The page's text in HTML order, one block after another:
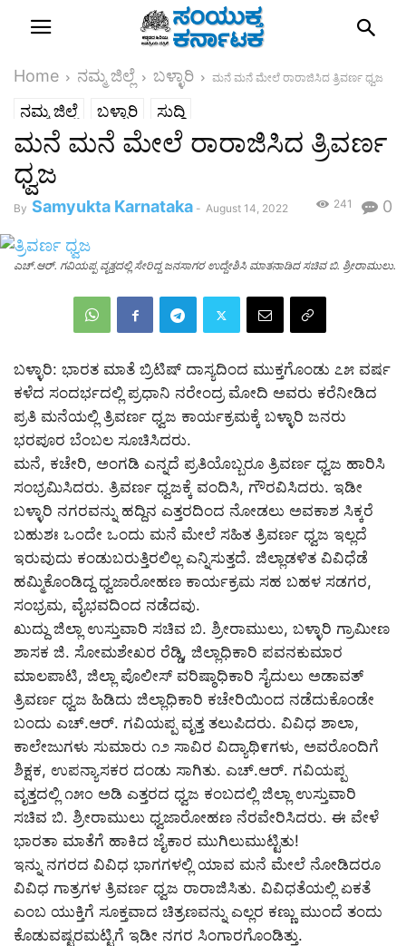
Home ನಮ್ಮ ಜಿಲ್ಲೆ ಬಳ್ಳಾರಿ ಮನೆ ಮನೆ ಮೇಲೆ ರಾರಾಜಿಸಿದ ತ್ರಿವರ್ಣ ಧ್ವಜ
ನಮ್ಮ ಜಿಲ್ಲೆ ಬಳ್ಳಾರಿ ಸುದ್ದಿ
ಮನೆ ಮನೆ ಮೇಲೆ ರಾರಾಜಿಸಿದ ತ್ರಿವರ್ಣ
ಧ್ವಜ
By Samyukta Karnataka - August 14, 2022 0
241
ಎಚ್.ಆರ್. ಗವಿಯಪ್ಪ ವೃತ್ತದಲ್ಲಿ ಸೇರಿದ್ದ ಜನಸಾಗರ ಉದ್ದೇಶಿಸಿ ಮಾತನಾಡಿದ ಸಚಿವ ಬಿ. ಶ್ರೀರಾಮುಲು.
ಬಳ್ಳಾರಿ: ಭಾರತ ಮಾತೆ ಬ್ರಿಟಿಷ್ ದಾಸ್ಯದಿಂದ ಮುಕ್ತಗೊಂಡು ೭೫ ವರ್ಷ
ಕಳೆದ ಸಂದರ್ಭದಲ್ಲಿ ಪ್ರಧಾನಿ ನರೇಂದ್ರ ಮೋದಿ ಅವರು ಕರೆನೀಡಿದ
ಪ್ರತಿ ಮನೆಯಲ್ಲಿ ತ್ರಿವರ್ಣ ಧ್ವಜ ಕಾರ್ಯಕ್ರಮಕ್ಕೆ ಬಳ್ಳಾರಿ ಜನರು
ಭರಪೂರ ಬೆಂಬಲ ಸೂಚಿಸಿದರು.
ಮನೆ, ಕಚೇರಿ, ಅಂಗಡಿ ಎನ್ನದೆ ಪ್ರತಿಯೊಬ್ಬರೂ ತ್ರಿವರ್ಣ ಧ್ವಜ ಹಾರಿಸಿ
ಸಂಭ್ರಮಿಸಿದರು. ತ್ರಿವರ್ಣ ಧ್ವಜಕ್ಕೆ ವಂದಿಸಿ, ಗೌರವಿಸಿದರು. ಇಡೀ
ಬಳ್ಳಾರಿ ನಗರವನ್ನು ಹದ್ದಿನ ಎತ್ತರದಿಂದ ನೋಡಲು ಅವಕಾಶ ಸಿಕ್ಕರೆ
ಬಹುಶಃ ಒಂದೇ ಒಂದು ಮನೆ ಮೇಲೆ ಸಹಿತ ತ್ರಿವರ್ಣ ಧ್ವಜ ಇಲ್ಲದೆ
ಇರುವುದು ಕಂಡುಬರುತ್ತಿರಲಿಲ್ಲ ಎನ್ನಿಸುತ್ತದೆ. ಜಿಲ್ಲಾಡಳಿತ ವಿವಿಧೆಡೆ
ಹಮ್ಮಿಕೊಂಡಿದ್ದ ಧ್ವಜಾರೋಹಣ ಕಾರ್ಯಕ್ರಮ ಸಹ ಬಹಳ ಸಡಗರ,
ಸಂಭ್ರಮ, ವೈಭವದಿಂದ ನಡೆದವು.
ಖುದ್ದು ಜಿಲ್ಲಾ ಉಸ್ತುವಾರಿ ಸಚಿವ ಬಿ. ಶ್ರೀರಾಮುಲು, ಬಳ್ಳಾರಿ ಗ್ರಾಮೀಣ
ಶಾಸಕ ಜಿ. ಸೋಮಶೇಖರ ರೆಡ್ಡಿ, ಜಿಲ್ಲಾಧಿಕಾರಿ ಪವನಕುಮಾರ
ಮಾಲಪಾಟಿ, ಜಿಲ್ಲಾ ಪೊಲೀಸ್ ವರಿಷ್ಠಾಧಿಕಾರಿ ಸೈದುಲು ಅಡಾವತ್
ತ್ರಿವರ್ಣ ಧ್ವಜ ಹಿಡಿದು ಜಿಲ್ಲಾಧಿಕಾರಿ ಕಚೇರಿಯಿಂದ ನಡೆದುಕೊಂಡೇ
ಬಂದು ಎಚ್.ಆರ್. ಗವಿಯಪ್ಪ ವೃತ್ತ ತಲುಪಿದರು. ವಿವಿಧ ಶಾಲಾ,
ಕಾಲೇಜುಗಳು ಸುಮಾರು ೧೨ ಸಾವಿರ ವಿದ್ಯಾಥಿ೯ಗಳು, ಅವರೊಂದಿಗೆ
ಶಿಕ್ಷಕ, ಉಪನ್ಯಾಸಕರ ದಂಡು ಸಾಗಿತು. ಎಚ್.ಆರ್. ಗವಿಯಪ್ಪ
ವೃತ್ತದಲ್ಲಿ ೧೫೦ ಅಡಿ ಎತ್ತರದ ಧ್ವಜ ಕಂಬದಲ್ಲಿ ಜಿಲ್ಲಾ ಉಸ್ತುವಾರಿ
ಸಚಿವ ಬಿ. ಶ್ರೀರಾಮುಲು ಧ್ವಜಾರೋಹಣ ನೆರವೇರಿಸಿದರು. ಈ ವೇಳೆ
ಭಾರತಾ ಮಾತೆಗೆ ಹಾಕಿದ ಜೈಕಾರ ಮುಗಿಲುಮುಟ್ಟಿತು!
ಇನ್ನು ನಗರದ ವಿವಿಧ ಭಾಗಗಳಲ್ಲಿ ಯಾವ ಮನೆ ಮೇಲೆ ನೋಡಿದರೂ
ವಿವಿಧ ಗಾತ್ರಗಳ ತ್ರಿವರ್ಣ ಧ್ವಜ ರಾರಾಜಿಸಿತು. ವಿವಿಧತೆಯಲ್ಲಿ ಏಕತೆ
ಎಂಬ ಯುಕ್ತಿಗೆ ಸೂಕ್ತವಾದ ಚಿತ್ರಣವನ್ನು ಎಲ್ಲರ ಕಣ್ಣು ಮುಂದೆ ತಂದು
ಕೊಡುವಷ್ಟರಮಟ್ಟಿಗೆ ಇಡೀ ನಗರ ಸಿಂಗಾರಗೊಂಡಿತ್ತು.